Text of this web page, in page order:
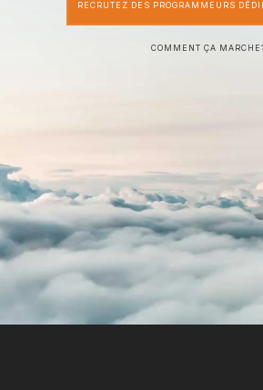
RECRUTEZ DES PROGRAMMEURS
COMMENT ÇA